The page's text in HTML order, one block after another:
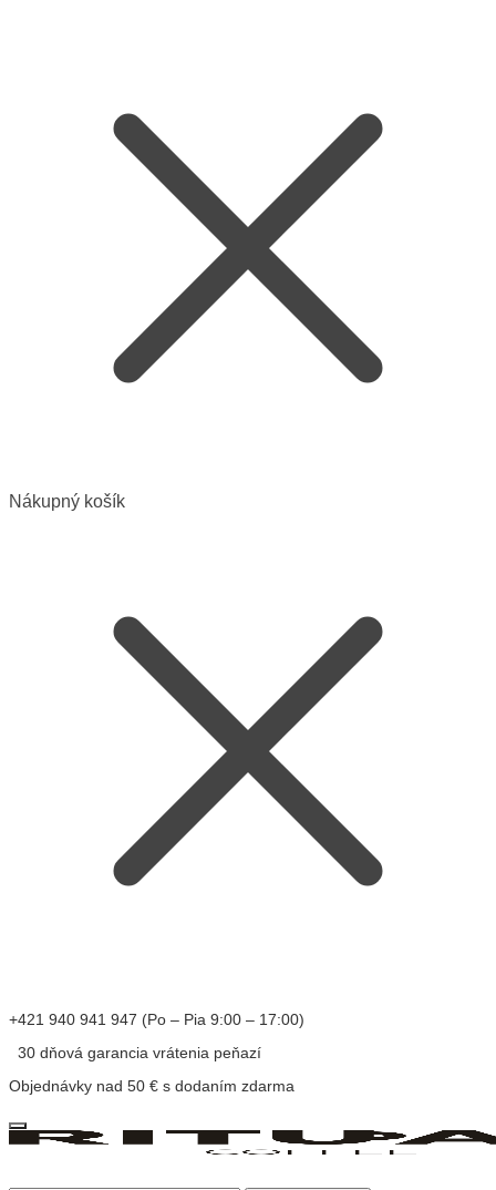
Nákupný košík
+421 940 941 947 (Po – Pia 9:00 – 17:00)
30 dňová garancia vrátenia peňazí
Objednávky nad 50 € s dodaním zdarma